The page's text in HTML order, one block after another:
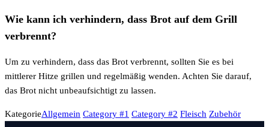
Wie kann ich verhindern, dass Brot auf dem Grill
verbrennt?
Um zu verhindern, dass das Brot verbrennt, sollten Sie es bei
mittlerer Hitze grillen und regelmäßig wenden. Achten Sie darauf,
das Brot nicht unbeaufsichtigt zu lassen.
KategorieAllgemein Category #1 Category #2 Fleisch Zubehör